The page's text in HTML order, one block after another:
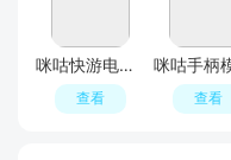
咪咕快游电视版
查看 查看